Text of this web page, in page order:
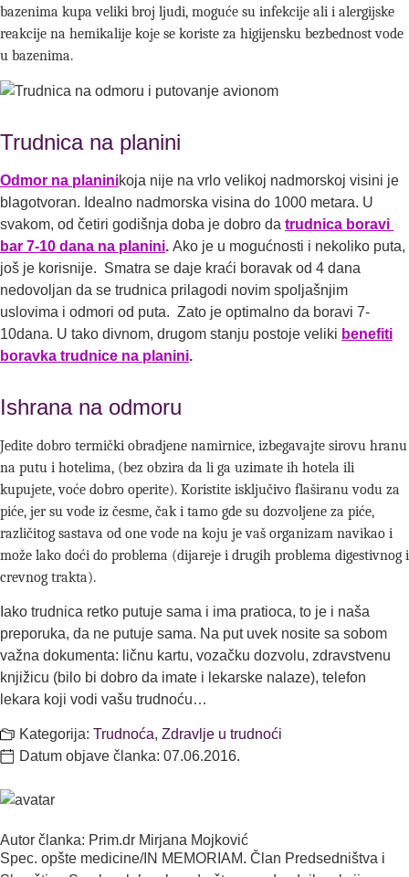
bazenima kupa veliki broj ljudi, moguće su infekcije ali i alergijske
reakcije na hemikalije koje se koriste za higijensku bezbednost vode
u bazenima.
Trudnica na planini
Odmor na planinikoja nije na vrlo velikoj nadmorskoj visini je
blagotvoran. Idealno nadmorska visina do 1000 metara. U
svakom, od četiri godišnja doba je dobro da trudnica boravi
bar 7-10 dana na planini. Ako je u mogućnosti i nekoliko puta,
još je korisnije. Smatra se daje kraći boravak od 4 dana
nedovoljan da se trudnica prilagodi novim spoljašnjim
uslovima i odmori od puta. Zato je optimalno da boravi 7-
10dana. U tako divnom, drugom stanju postoje veliki benefiti
boravka trudnice na planini.
Ishrana na odmoru
Jedite dobro termički obradjene namirnice, izbegavajte sirovu hranu
na putu i hotelima, (bez obzira da li ga uzimate ih hotela ili
kupujete, voće dobro operite). Koristite isključivo flaširanu vodu za
piće, jer su vode iz česme, čak i tamo gde su dozvoljene za piće,
različitog sastava od one vode na koju je vaš organizam navikao i
može lako doći do problema (dijareje i drugih problema digestivnog i
crevnog trakta).
Iako trudnica retko putuje sama i ima pratioca, to je i naša
preporuka, da ne putuje sama. Na put uvek nosite sa sobom
važna dokumenta: ličnu kartu, vozačku dozvolu, zdravstvenu
knjižicu (bilo bi dobro da imate i lekarske nalaze), telefon
lekara koji vodi vašu trudnoću…
Kategorija: Trudnoća, Zdravlje u trudnoći
Datum objave članka: 07.06.2016.
Autor članka: Prim.dr Mirjana Mojković
Spec. opšte medicine/IN MEMORIAM. Član Predsedništva i